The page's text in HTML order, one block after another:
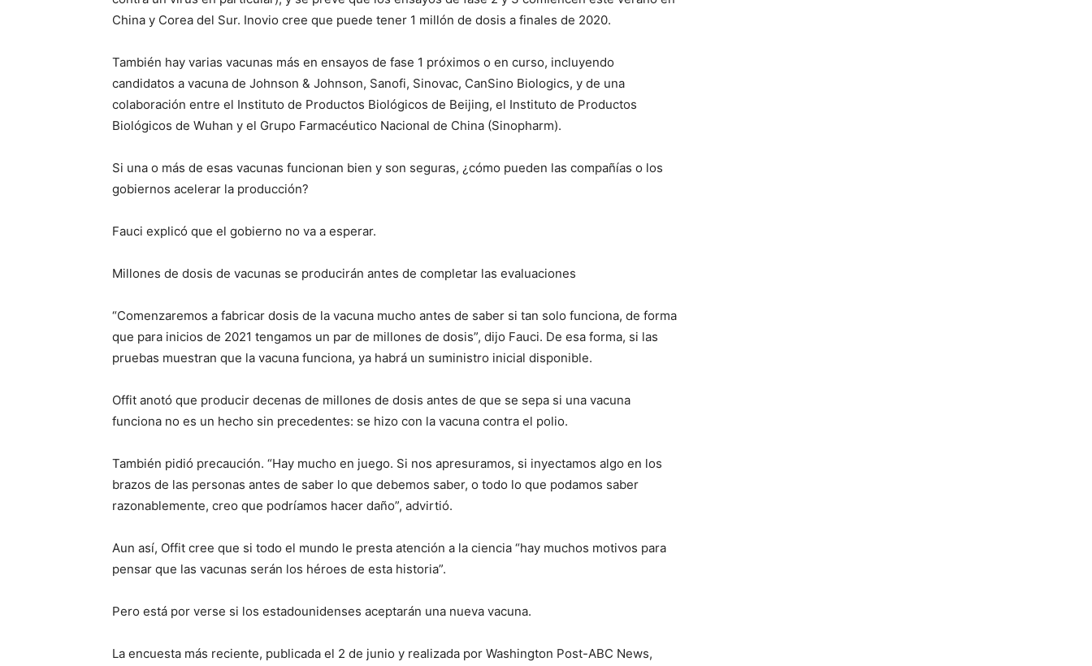
China y Corea del Sur. Inovio cree que puede tener 1 millón de dosis a finales de 2020.
También hay varias vacunas más en ensayos de fase 1 próximos o en curso, incluyendo
candidatos a vacuna de Johnson & Johnson, Sanofi, Sinovac, CanSino Biologics, y de una
colaboración entre el Instituto de Productos Biológicos de Beijing, el Instituto de Productos
Biológicos de Wuhan y el Grupo Farmacéutico Nacional de China (Sinopharm).
Si una o más de esas vacunas funcionan bien y son seguras, ¿cómo pueden las compañías o los
gobiernos acelerar la producción?
Fauci explicó que el gobierno no va a esperar.
Millones de dosis de vacunas se producirán antes de completar las evaluaciones
“Comenzaremos a fabricar dosis de la vacuna mucho antes de saber si tan solo funciona, de forma
que para inicios de 2021 tengamos un par de millones de dosis”, dijo Fauci. De esa forma, si las
pruebas muestran que la vacuna funciona, ya habrá un suministro inicial disponible.
Offit anotó que producir decenas de millones de dosis antes de que se sepa si una vacuna
funciona no es un hecho sin precedentes: se hizo con la vacuna contra el polio.
También pidió precaución. “Hay mucho en juego. Si nos apresuramos, si inyectamos algo en los
brazos de las personas antes de saber lo que debemos saber, o todo lo que podamos saber
razonablemente, creo que podríamos hacer daño”, advirtió.
Aun así, Offit cree que si todo el mundo le presta atención a la ciencia “hay muchos motivos para
pensar que las vacunas serán los héroes de esta historia”.
Pero está por verse si los estadounidenses aceptarán una nueva vacuna.
La encuesta más reciente, publicada el 2 de junio y realizada por Washington Post-ABC News,